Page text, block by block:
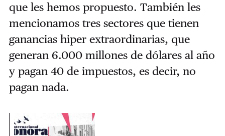
que les hemos propuesto. También les
mencionamos tres sectores que tienen
ganancias hiper extraordinarias, que
generan 6.000 millones de dólares al año
y pagan 40 de impuestos, es decir, no
pagan nada.